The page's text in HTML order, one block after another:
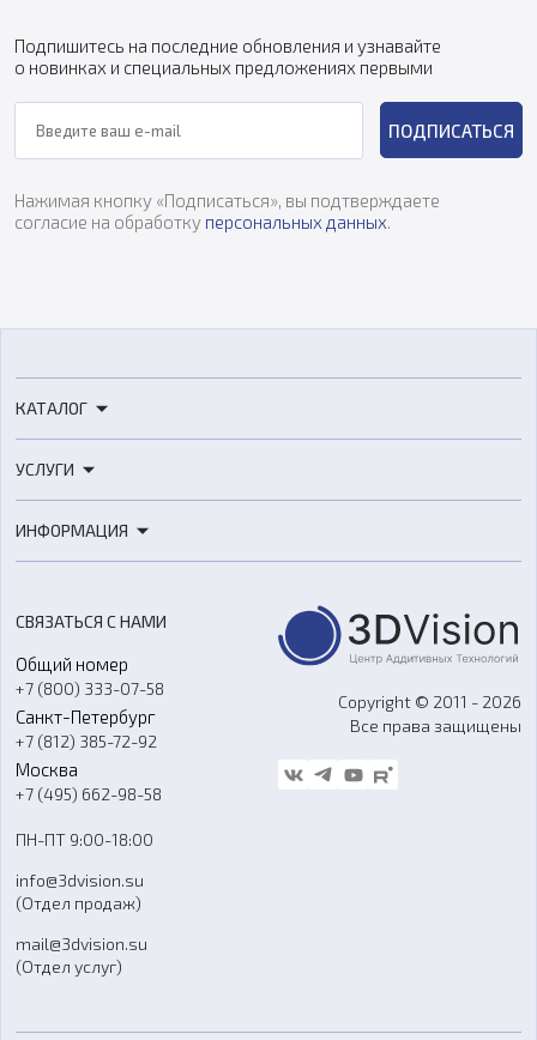
Подпишитесь на последние обновления и узнавайте
о новинках и специальных предложениях первыми
ПОДПИСАТЬСЯ
Нажимая кнопку «Подписаться», вы подтверждаете
согласие на обработку персональных данных.
КАТАЛОГ
3D-сканеры
Расходные материалы
Оборудование и материалы для вакуумного литья
Аксессуары и прочее оборудование
Программное обеспечение
УСЛУГИ
3D-моделирование
Ремонт и услуги
ИНФОРМАЦИЯ
О компании
Контакты
Гос. закупки
Стать дилером
Блог
FAQ
СВЯЗАТЬСЯ С НАМИ
Общий номер
+7 (800) 333-07-58
Санкт-Петербург
+7 (812) 385-72-92
Москва
+7 (495) 662-98-58
ПН-ПТ 9:00-18:00
info@3dvision.su
(Отдел продаж)
mail@3dvision.su
(Отдел услуг)
Copyright © 2011 - 2026
Все права защищены